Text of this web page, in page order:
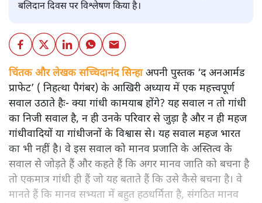
बलिदान दिवस पर विश्लेषण किया है।
चिंतक और लेखक सच्चिदानंद सिन्हाअपनी पुस्तक ‘द अनआर्मड
प्राफेट’ ( निहत्था पैगंबर) के आखिरी अध्याय में एक महत्त्वपूर्ण
सवाल उठाते हैः- क्या गांधी कामयाब होंगे? यह सवाल न तो गांधी
का निजी सवाल है, न ही उनके परिवार से जुड़ा है और न ही महज
गांधीवादियों या गांधीजनों के विश्वास से। यह सवाल महज भारत
का भी नहीं है। वे इस सवाल को मानव प्रजाति के अस्तित्व के
सवाल से जोड़ते हैं और कहते हैं कि अगर मानव जाति को बचना है
तो एकमात्र गांधी ही हैं जो यह बताते हैं कि उसे कैसे बचना है। वे
मानते हैं कि मानव सभ्यता में बहुत हठधर्मिता है, संगठित मानव